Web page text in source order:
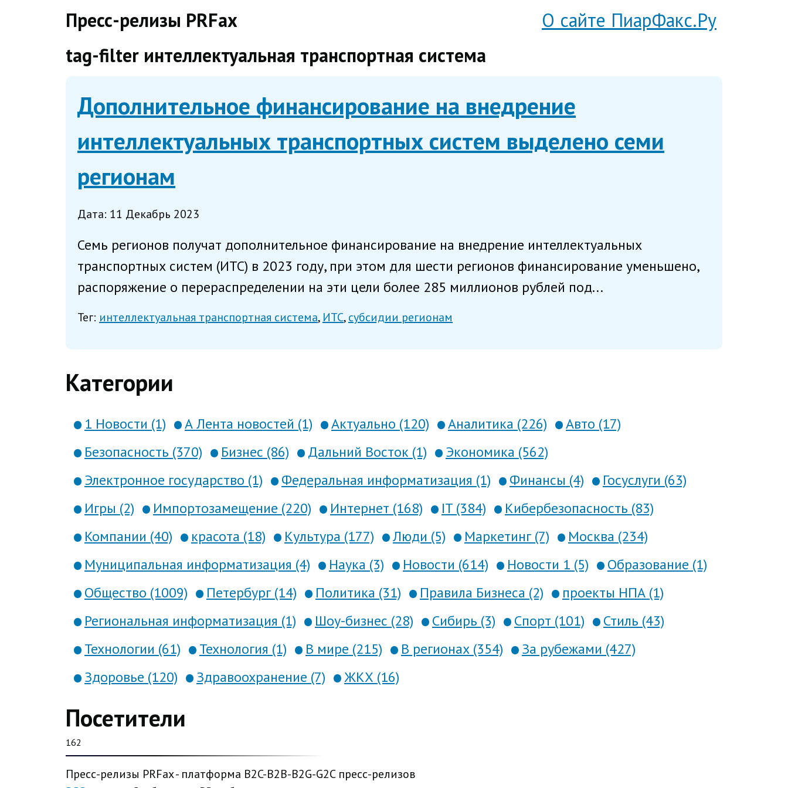
Пресс-релизы PRFax
О сайте ПиарФакс.Ру
tag-filter интеллектуальная транспортная система
Дополнительное финансирование на внедрение
интеллектуальных транспортных систем выделено семи
регионам
Дата: 11 Декабрь 2023
Семь регионов получат дополнительное финансирование на внедрение интеллектуальных
транспортных систем (ИТС) в 2023 году, при этом для шести регионов финансирование уменьшено,
распоряжение о перераспределении на эти цели более 285 миллионов рублей под...
Тег: интеллектуальная транспортная система ИТС субсидии регионам
Категории
1 Новости (1) А Лента новостей (1) Актуально (120) Аналитика (226)
Авто (17)
Безопасность (370)
Бизнес (86) Дальний Восток (1)
Экономика (562)
Электронное государство (1)
Федеральная информатизация (1) Финансы (4)
Госуслуги (63)
Игры (2)
Импортозамещение (220) Интернет (168) IT (384)
Кибербезопасность (83)
Компании (40)
красота (18) Культура (177) Люди (5) Маркетинг (7)
Москва (234)
Муниципальная информатизация (4)
Наука (3) Новости (614) Новости 1 (5)
Образование (1)
Общество (1009)
Петербург (14) Политика (31) Правила Бизнеса (2)
проекты НПА (1)
Региональная информатизация (1)
Шоу-бизнес (28) Сибирь (3) Спорт (101)
Стиль (43)
Технологии (61)
Технология (1) В мире (215) В регионах (354)
За рубежами (427)
Здоровье (120)
Здравоохранение (7) ЖКХ (16)
Посетители
162
Пресс-релизы PRFax - платформа B2C-B2B-B2G-G2C пресс-релизов